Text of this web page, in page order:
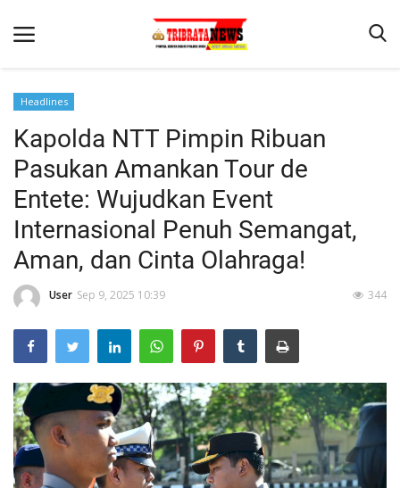
Beranda
Terms & Conditions
Mitra Polisi
Giat Ops
Headlines
Kapolda NTT Pimpin Ribuan
Pasukan Amankan Tour de
Entete: Wujudkan Event
Internasional Penuh Semangat,
Aman, dan Cinta Olahraga!
User Sep 9, 2025 10:39 344